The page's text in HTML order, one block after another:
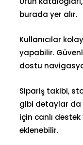
burada yer alır.
Kullanıcılar
yapabilir.
dostu
Sipariş takibi,
gibi detaylar da
için canlı destek
eklenebilir.